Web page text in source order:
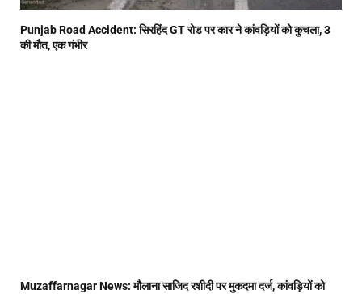
Punjab Road Accident: सिरहिंद GT रोड पर कार ने कांवड़ियों को कुचला, 3
की मौत, एक गंभीर
Muzaffarnagar News: मौलाना साजिद रशीदी पर मुकदमा दर्ज, कांवड़ियों को